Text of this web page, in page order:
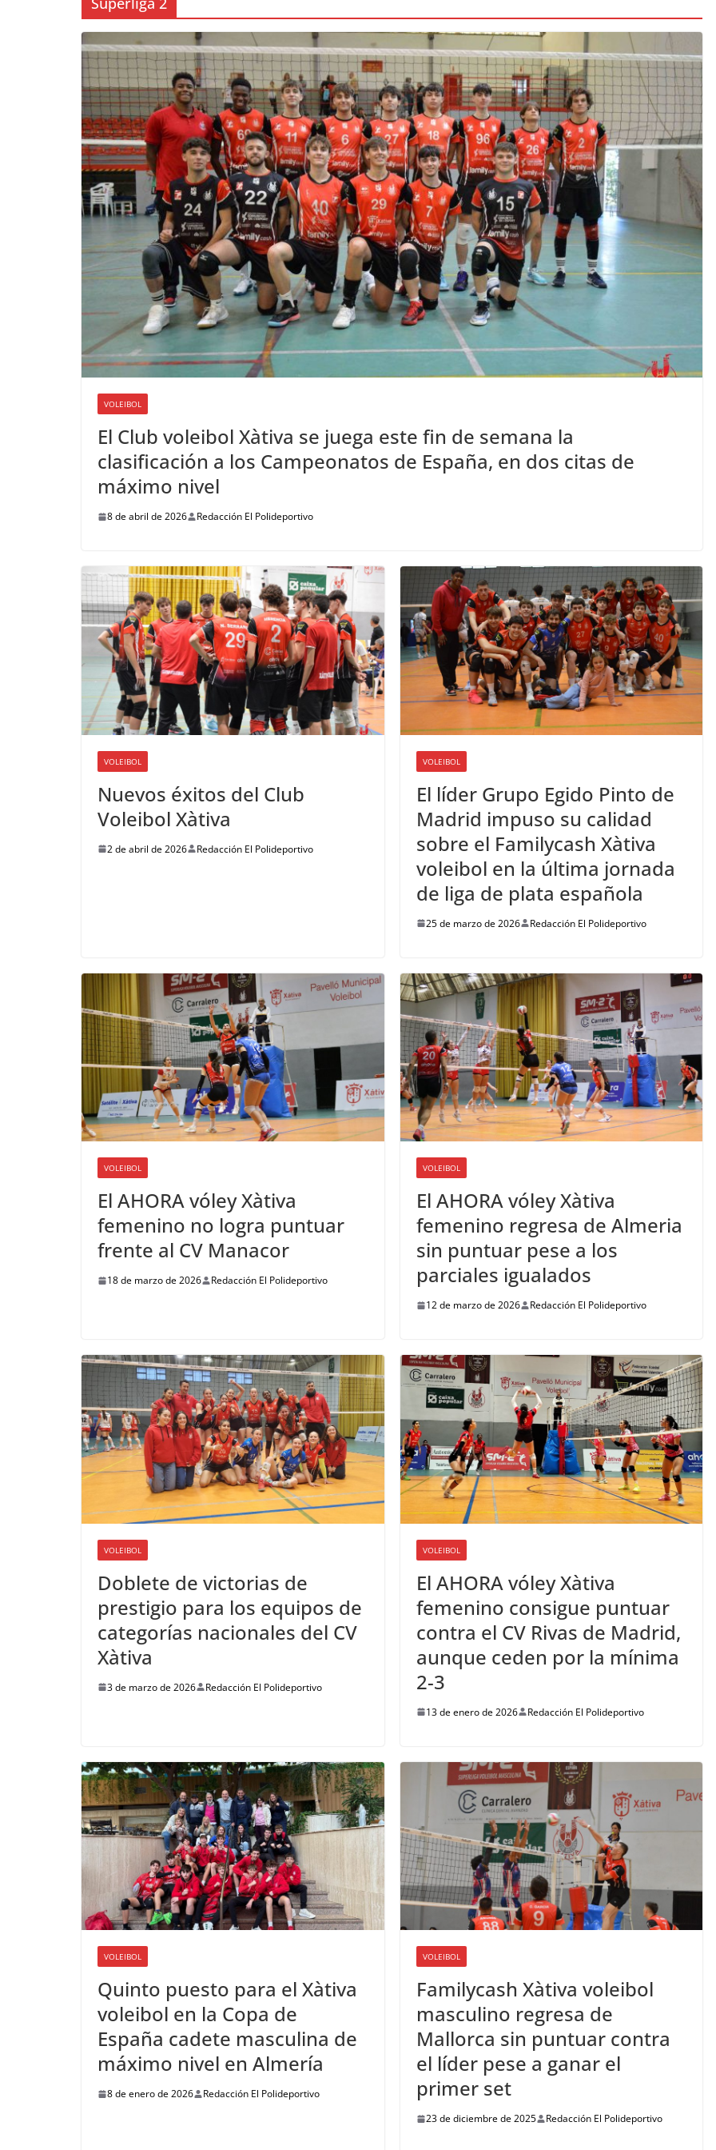
VOLEIBOL
El Club voleibol Xàtiva se juega este fin de semana la
clasificación a los Campeonatos de España, en dos citas de
máximo nivel
8 de abril de 2026 Redacción El Polideportivo
VOLEIBOL
Nuevos éxitos del Club
Voleibol Xàtiva
2 de abril de 2026 Redacción El Polideportivo
VOLEIBOL
El líder Grupo Egido Pinto de
Madrid impuso su calidad
sobre el Familycash Xàtiva
voleibol en la última jornada
de liga de plata española
25 de marzo de 2026 Redacción El Polideportivo
VOLEIBOL
El AHORA vóley Xàtiva
femenino no logra puntuar
frente al CV Manacor
18 de marzo de 2026 Redacción El Polideportivo
VOLEIBOL
El AHORA vóley Xàtiva
femenino regresa de Almeria
sin puntuar pese a los
parciales igualados
12 de marzo de 2026 Redacción El Polideportivo
VOLEIBOL
Doblete de victorias de
prestigio para los equipos de
categorías nacionales del CV
Xàtiva
3 de marzo de 2026 Redacción El Polideportivo
VOLEIBOL
El AHORA vóley Xàtiva
femenino consigue puntuar
contra el CV Rivas de Madrid,
aunque ceden por la mínima
2-3
13 de enero de 2026 Redacción El Polideportivo
VOLEIBOL
Quinto puesto para el Xàtiva
voleibol en la Copa de
España cadete masculina de
máximo nivel en Almería
8 de enero de 2026 Redacción El Polideportivo
VOLEIBOL
Familycash Xàtiva voleibol
masculino regresa de
Mallorca sin puntuar contra
el líder pese a ganar el
primer set
23 de diciembre de 2025 Redacción El Polideportivo